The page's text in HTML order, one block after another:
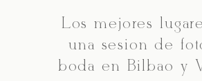
Los mejores
una sesión de
boda en Bilbao y